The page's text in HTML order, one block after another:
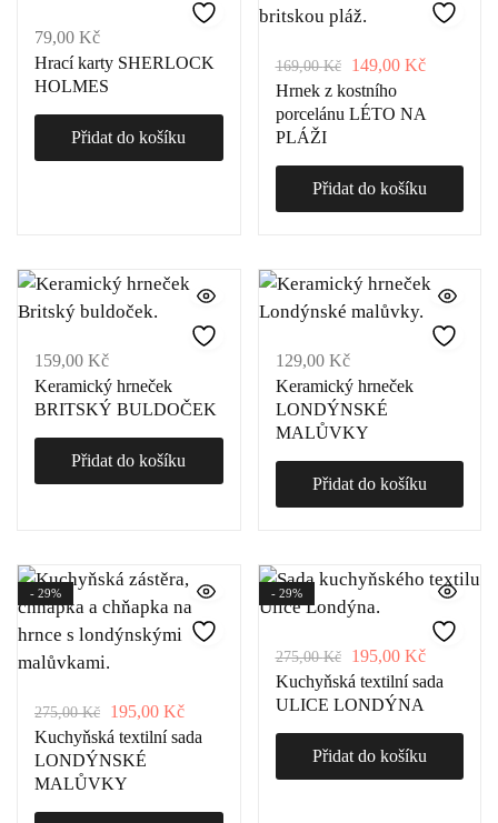
79,00 Kč
Hrací karty SHERLOCK
HOLMES
Přidat do košíku
169,00Kč 149,00 Kč
Hrnek z kostního
porcelánu LÉTO NA
PLÁŽI
Přidat do košíku
159,00 Kč
Keramický hrneček
BRITSKÝ BULDOČEK
Přidat do košíku
129,00 Kč
Keramický hrneček
LONDÝNSKÉ
MALŮVKY
Přidat do košíku
- 29%
275,00Kč 195,00 Kč
Kuchyňská textilní sada
LONDÝNSKÉ
MALŮVKY
- 29%
275,00Kč 195,00 Kč
Kuchyňská textilní sada
ULICE LONDÝNA
Přidat do košíku